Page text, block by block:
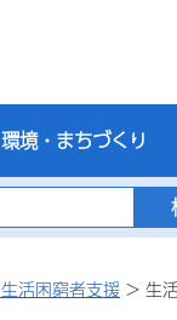
環境・まちづくり
活困窮者支援 > 生